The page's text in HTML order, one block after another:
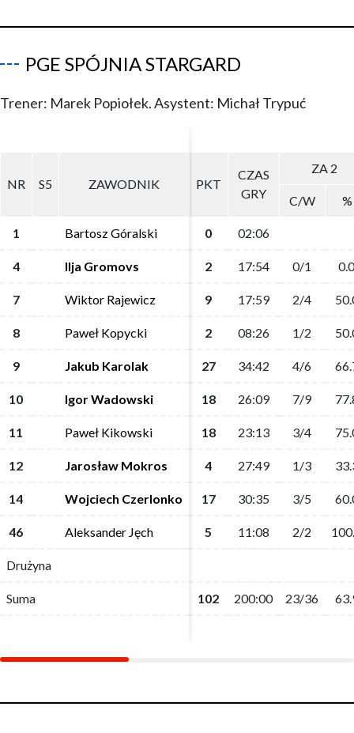
PGE SPÓJNIA STARGARD
Trener: Marek Popiołek. Asystent: Michał Trypuć
NR S5 ZAWODNIK PKT
CZAS
GRY
ZA 2
C/W %
1 Bartosz Góralski 0 02:06
4 Ilja Gromovs 2 17:54 0/1 0.0
7 Wiktor Rajewicz 9 17:59 2/4
8 Paweł Kopycki 2 08:26 1/2
9 Jakub Karolak 27 34:42 4/6
10 Igor Wadowski 18 26:09 7/9
11 Paweł Kikowski 18 23:13 3/4
12 Jarosław Mokros 4 27:49 1/3
14 Wojciech Czerlonko 17 30:35 3/5
46 Aleksander Jęch 5 11:08 2/2
Drużyna
Suma 102 200:00 23/36
NR S5 ZAWODNIK PKT
CZAS
GRY
ZA 2
C/W %
1 Bartosz Góralski 0 02:06
4 Ilja Gromovs 2 17:54 0/1 0.0
7 Wiktor Rajewicz 9 17:59 2/4
8 Paweł Kopycki 2 08:26 1/2
9 Jakub Karolak 27 34:42 4/6
10 Igor Wadowski 18 26:09 7/9
11 Paweł Kikowski 18 23:13 3/4
12 Jarosław Mokros 4 27:49 1/3
14 Wojciech Czerlonko 17 30:35 3/5
46 Aleksander Jęch 5 11:08 2/2
Drużyna
Suma 102 200:00 23/36